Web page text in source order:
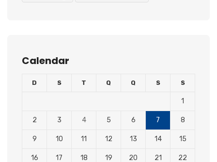
Calendar
D S T Q Q S S
1
2 3 4 5 6 7 8
9 10 11 12 13 14 15
16 17 18 19 20 21 22